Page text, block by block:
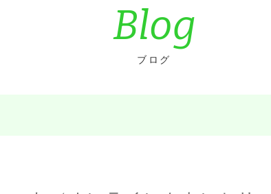
Blog
ブログ